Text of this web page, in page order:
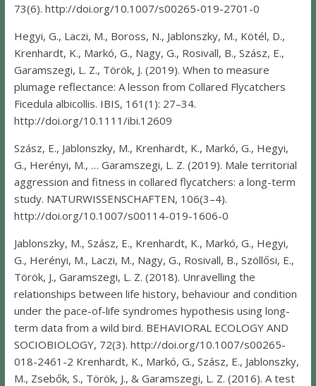
73(6). http://doi.org/10.1007/s00265-019-2701-0
Hegyi, G., Laczi, M., Boross, N., Jablonszky, M., Kötél, D.,
Krenhardt, K., Markó, G., Nagy, G., Rosivall, B., Szász, E.,
Garamszegi, L. Z., Török, J. (2019). When to measure
plumage reflectance: A lesson from Collared Flycatchers
Ficedula albicollis. IBIS, 161(1): 27–34.
http://doi.org/10.1111/ibi.12609
Szász, E., Jablonszky, M., Krenhardt, K., Markó, G., Hegyi,
G., Herényi, M., … Garamszegi, L. Z. (2019). Male territorial
aggression and fitness in collared flycatchers: a long-term
study. NATURWISSENSCHAFTEN, 106(3–4).
http://doi.org/10.1007/s00114-019-1606-0
Jablonszky, M., Szász, E., Krenhardt, K., Markó, G., Hegyi,
G., Herényi, M., Laczi, M., Nagy, G., Rosivall, B., Szöllősi, E.,
Török, J., Garamszegi, L. Z. (2018). Unravelling the
relationships between life history, behaviour and condition
under the pace-of-life syndromes hypothesis using long-
term data from a wild bird. BEHAVIORAL ECOLOGY AND
SOCIOBIOLOGY, 72(3). http://doi.org/10.1007/s00265-
018-2461-2 Krenhardt, K., Markó, G., Szász, E., Jablonszky,
M., Zsebők, S., Török, J., & Garamszegi, L. Z. (2016). A test